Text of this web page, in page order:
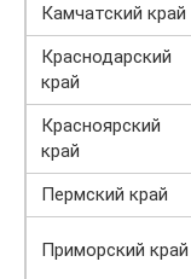
Камчатский край
Краснодарский
край
Красноярский
край
Пермский край
Приморский край